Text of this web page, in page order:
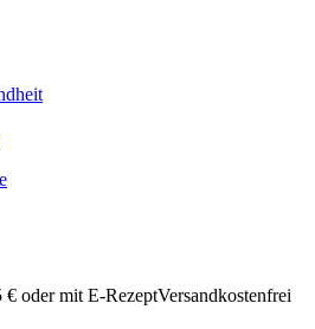
€ oder mit E-RezeptVersandkostenfrei